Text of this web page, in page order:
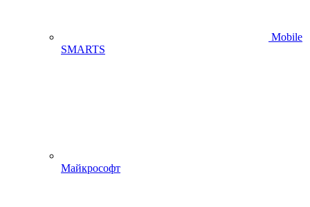
Mobile
SMARTS
Майкрософт